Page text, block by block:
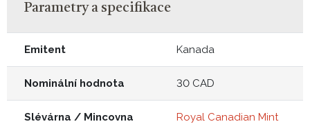
Parametry a specifikace
Emitent Kanada
Nominální hodnota 30 CAD
Slévárna / Mincovna Royal Canadian Mint